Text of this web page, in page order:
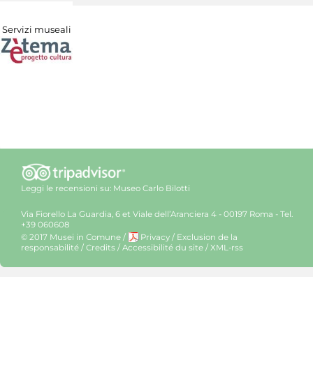
Servizi museali
Leggi le recensioni su: Museo Carlo Bilotti
Via Fiorello La Guardia, 6 et Viale dell’Aranciera 4 - 00197 Roma - Tel.
+39 060608
© 2017 Musei in Comune / Privacy / Exclusion de la
responsabilité / Credits / Accessibilité du site / XML-rss